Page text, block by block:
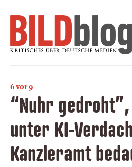
6 vor 9
“Nuhr
unter KI-
Kanzleramt